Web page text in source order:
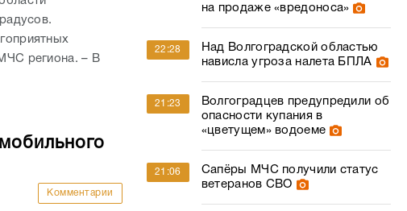
региона. – В
Комментарии
на продаже «вредоноса»
22:28
Над Волгоградской областью
нависла угроза налета БПЛА
21:23
Волгоградцев предупредили об
опасности купания в
«цветущем» водоеме
21:06
Сапёры МЧС получили статус
ветеранов СВО